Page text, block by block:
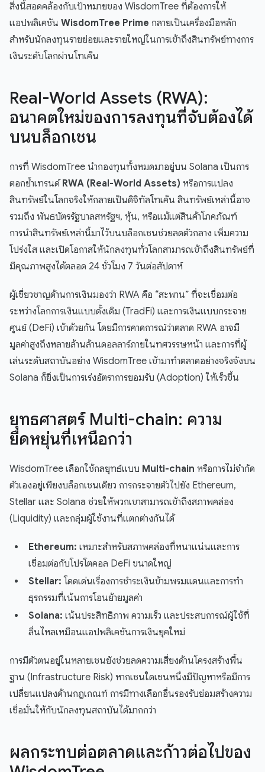
สิ่งนี้สอดคล้องกับเป้าหมายของ WisdomTree ที่ต้องการให้
แอปพลิเคชัน WisdomTree Prime กลายเป็นเครื่องมือหลัก
สำหรับนักลงทุนรายย่อยและรายใหญ่ในการเข้าถึงสินทรัพย์ทางการ
เงินระดับโลกผ่านโทเค็น
Real-World Assets (RWA):
อนาคตใหม่ของการลงทุนที่จับต้องได้
บนบล็อกเชน
การที่ WisdomTree นำกองทุนทั้งหมดมาอยู่บน Solana เป็นการ
ตอกย้ำเทรนด์RWA (Real-World Assets) หรือการแปลง
สินทรัพย์ในโลกจริงให้กลายเป็นดิจิทัลโทเค็น สินทรัพย์เหล่านี้อาจ
รวมถึง พันธบัตรรัฐบาลสหรัฐฯ, หุ้น, หรือแม้แต่สินค้าโภคภัณฑ์
การนำสินทรัพย์เหล่านี้มาไว้บนบล็อกเชนช่วยลดตัวกลาง เพิ่มความ
โปร่งใส และเปิดโอกาสให้นักลงทุนทั่วโลกสามารถเข้าถึงสินทรัพย์ที่
มีคุณภาพสูงได้ตลอด 24 ชั่วโมง 7 วันต่อสัปดาห์
ผู้เชี่ยวชาญด้านการเงินมองว่า RWA คือ “สะพาน” ที่จะเชื่อมต่อ
ระหว่างโลกการเงินแบบดั้งเดิม (TradFi) และการเงินแบบกระจาย
ศูนย์ (DeFi) เข้าด้วยกัน โดยมีการคาดการณ์ว่าตลาด RWA อาจมี
มูลค่าสูงถึงหลายล้านล้านดอลลาร์ภายในทศวรรษหน้า และการที่ผู้
เล่นระดับสถาบันอย่าง WisdomTree เข้ามาทำตลาดอย่างจริงจังบน
Solana ก็ยิ่งเป็นการเร่งอัตราการยอมรับ (Adoption) ให้เร็วขึ้น
ยุทธศาสตร์ Multi-chain: ความ
ยืดหยุ่นที่เหนือกว่า
WisdomTree เลือกใช้กลยุทธ์แบบ Multi-chain หรือการไม่จำกัด
ตัวเองอยู่เพียงบล็อกเชนเดียว การกระจายตัวไปยัง Ethereum,
Stellar และ Solana ช่วยให้พวกเขาสามารถเข้าถึงสภาพคล่อง
(Liquidity) และกลุ่มผู้ใช้งานที่แตกต่างกันได้
Ethereum: เหมาะสำหรับสภาพคล่องที่หนาแน่นและการ
เชื่อมต่อกับโปรโตคอล DeFi ขนาดใหญ่
Stellar: โดดเด่นเรื่องการชำระเงินข้ามพรมแดนและการทำ
ธุรกรรมที่เน้นการโอนย้ายมูลค่า
Solana: เน้นประสิทธิภาพ ความเร็ว และประสบการณ์ผู้ใช้ที่
ลื่นไหลเหมือนแอปพลิเคชันการเงินยุคใหม่
การมีตัวตนอยู่ในหลายเชนยังช่วยลดความเสี่ยงด้านโครงสร้างพื้น
ฐาน (Infrastructure Risk) หากเชนใดเชนหนึ่งมีปัญหาหรือมีการ
เปลี่ยนแปลงด้านกฎเกณฑ์ การมีทางเลือกอื่นรองรับย่อมสร้างความ
เชื่อมั่นให้กับนักลงทุนสถาบันได้มากกว่า
ผลกระทบต่อตลาดและก้าวต่อไปของ